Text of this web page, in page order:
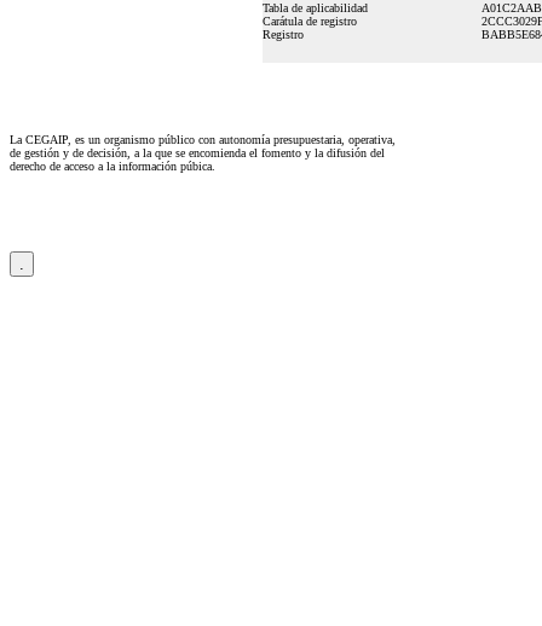
Tabla de aplicabilidad
Carátula de registro
Registro
La CEGAIP, es un organismo público con autonomía presupuestaria, operativa,
de gestión y de decisión, a la que se encomienda el fomento y la difusión del
derecho de acceso a la información púbica.